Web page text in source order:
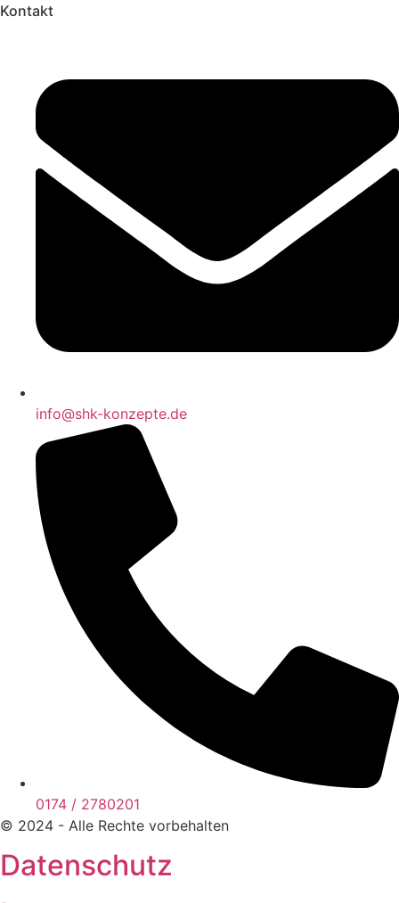
Kontakt
info@shk-konzepte.de
0174 / 2780201
© 2024 - Alle Rechte vorbehalten
Datenschutz